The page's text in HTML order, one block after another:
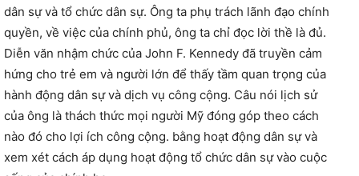
dân sự và tổ chức dân sự. Ông ta phụ trách lãnh đạo chính
quyền, về việc của chính phủ, ông ta chỉ đọc lời thề là đủ.
Diễn văn nhậm chức của John F. Kennedy đã truyền cảm
hứng cho trẻ em và người lớn để thấy tầm quan trọng của
hành động dân sự và dịch vụ công cộng. Câu nói lịch sử
của ông là thách thức mọi người Mỹ đóng góp theo cách
nào đó cho lợi ích công cộng. bằng hoạt động dân sự và
xem xét cách áp dụng hoạt động tổ chức dân sự vào cuộc